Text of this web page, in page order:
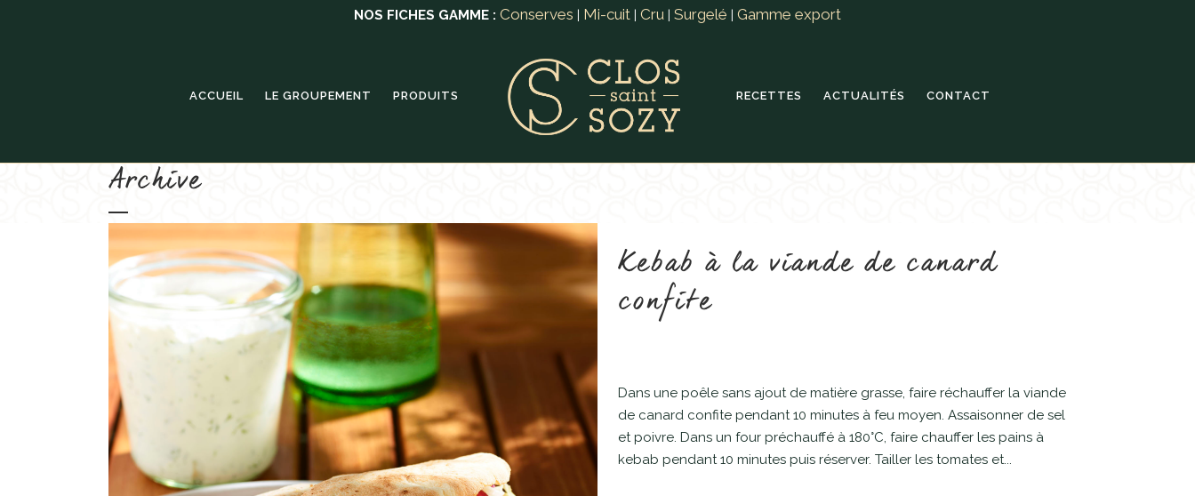
NOS FICHES GAMME : Conserves | Mi-cuit | Cru | Surgelé | Gamme export
ACCUEIL LE GROUPEMENT PRODUITS RECETTES ACTUALITÉS CONTACT
Archive
Kebab à la viande de canard
confite
Dans une poêle sans ajout de matière grasse, faire réchauffer la viande
de canard confite pendant 10 minutes à feu moyen. Assaisonner de sel
et poivre. Dans un four préchauffé à 180°C, faire chauffer les pains à
kebab pendant 10 minutes puis réserver. Tailler les tomates et...